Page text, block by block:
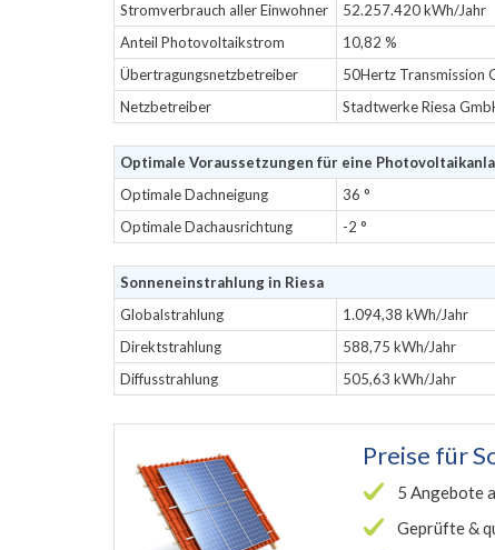
Stromverbrauch aller Einwohner
52.257.420 kWh/Jahr
Anteil Photovoltaikstrom
10,82 %
Übertragungsnetzbetreiber
50Hertz Transmission
Netzbetreiber
Stadtwerke Riesa
Optimale Voraussetzungen für eine
Optimale Dachneigung
36 °
Optimale Dachausrichtung
-2 °
Sonneneinstrahlung in Riesa
Globalstrahlung
1.094,38 kWh/Jahr
Direktstrahlung
588,75 kWh/Jahr
Diffusstrahlung
505,63 kWh/Jahr
Preise für
5 Angebote
Geprüfte &